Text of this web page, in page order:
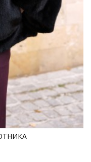
и подходит
и
современный
брюками,
или даже с
элегантности. Это
не перегружая
утончённым.
состав и
производителем